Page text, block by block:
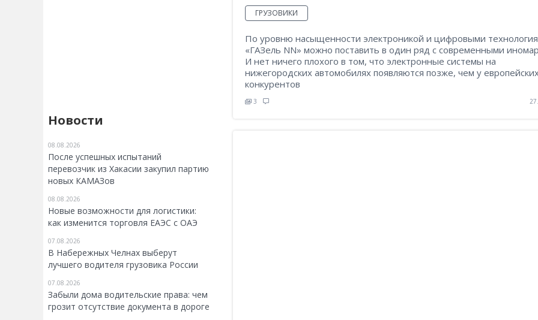
Новости
08.08.2026
После успешных испытаний
перевозчик из Хакасии закупил партию
новых КАМАЗов
08.08.2026
Новые возможности для логистики:
как изменится торговля ЕАЭС с ОАЭ
07.08.2026
В Набережных Челнах выберут
лучшего водителя грузовика России
07.08.2026
Забыли дома водительские права: чем
грозит отсутствие документа в дороге
ГРУЗОВИКИ
По уровню насыщенности электроникой и цифровыми
«ГАЗель NN» можно поставить в один ряд с современными
И нет ничего плохого в том, что электронные системы на
нижегородских автомобилях появляются позже, чем у
конкурентов
3